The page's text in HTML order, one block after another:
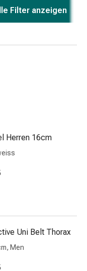
Filter anzeigen
Herren 16cm
Uni Belt Thorax
Men